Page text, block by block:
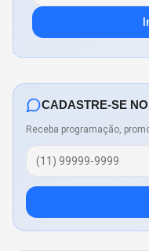
CADASTRE-SE
Receba programação,